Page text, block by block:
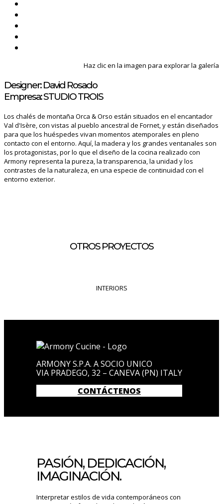
Haz clic en la imagen para explorar la galería
Designer: David Rosado
Empresa: STUDIO TROIS
Los chalés de montaña Orca & Orso están situados en el encantador
Val d'Isère, con vistas al pueblo ancestral de Fornet, y están diseñados
para que los huéspedes vivan momentos atemporales en pleno
contacto con el entorno. Aquí, la madera y los grandes ventanales son
los protagonistas, por lo que el diseño de la cocina realizado con
Armony representa la pureza, la transparencia, la unidad y los
contrastes de la naturaleza, en una especie de continuidad con el
entorno exterior.
OTROS PROYECTOS
INTERIORS
ARMONY S.P.A. A SOCIO UNICO
VIA PRADEGO, 32 – CANEVA (PN) ITALY
CONTÁCTENOS
PASIÓN, DEDICACIÓN,
IMAGINACIÓN.
Interpretar estilos de vida contemporáneos con